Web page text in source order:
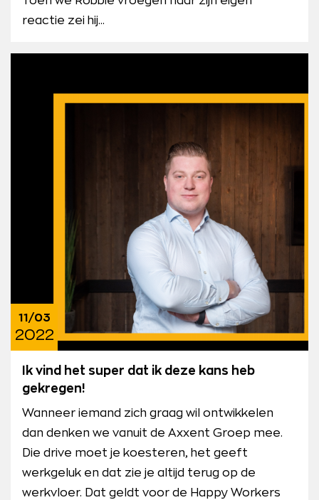
reactie zei hij...
11/03
2022
Ik vind het super dat ik deze kans heb
gekregen!
Wanneer iemand zich graag wil ontwikkelen
dan denken we vanuit de Axxent Groep mee.
Die drive moet je koesteren, het geeft
werkgeluk en dat zie je altijd terug op de
werkvloer. Dat geldt voor de Happy Workers